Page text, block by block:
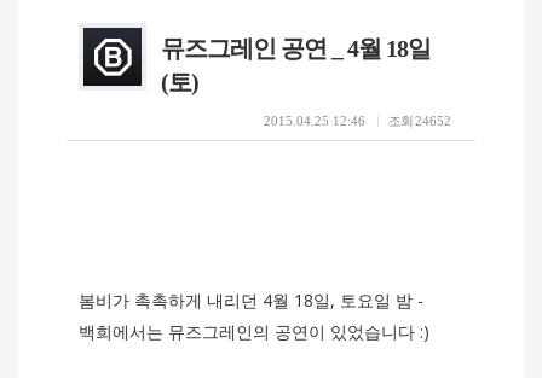
뮤즈그레인 공연 _ 4월 18일
(토)
조회24652
2015.04.25 12:46
봄비가 촉촉하게 내리던 4월 18일, 토요일 밤 -
백희에서는 뮤즈그레인의 공연이 있었습니다 :)